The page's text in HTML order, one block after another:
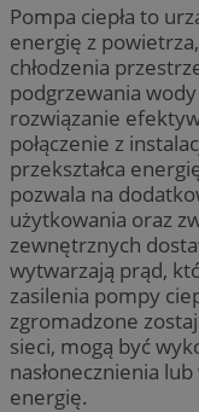
Pompa ciepła to
energię z
chłodzenia
podgrzewania
rozwiązanie
połączenie z
przekształca
pozwala na
użytkowania oraz
zewnętrznych
wytwarzają prąd,
zasilenia pompy
zgromadzone
sieci, mogą być
nasłonecznienia
energię.